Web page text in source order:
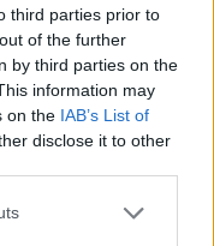
third parties prior to
of the further
by third parties on the
information may
on the IAB’s List of
disclose it to other
rendszer:
Az Amundi
kegyelmi